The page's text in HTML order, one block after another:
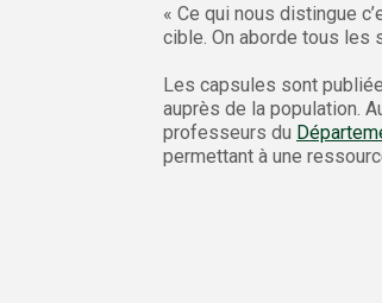
« Ce qui nous distingue
cible. On aborde tous les
Les capsules sont
auprès de la population.
professeurs du
permettant à une